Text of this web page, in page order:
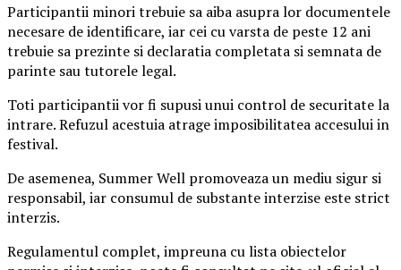
Participantii minori trebuie sa aiba asupra lor documentele
necesare de identificare, iar cei cu varsta de peste 12 ani
trebuie sa prezinte si declaratia completata si semnata de
parinte sau tutorele legal.
Toti participantii vor fi supusi unui control de securitate la
intrare. Refuzul acestuia atrage imposibilitatea accesului in
festival.
De asemenea, Summer Well promoveaza un mediu sigur si
responsabil, iar consumul de substante interzise este strict
interzis.
Regulamentul complet, impreuna cu lista obiectelor